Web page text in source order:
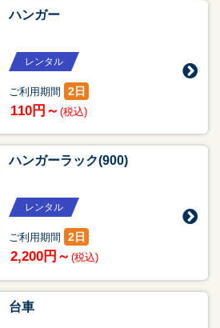
ハンガー
レンタル
ご利用期間 2日
110円～ (税込)
ハンガーラック(900)
レンタル
ご利用期間 2日
2,200円～ (税込)
台車